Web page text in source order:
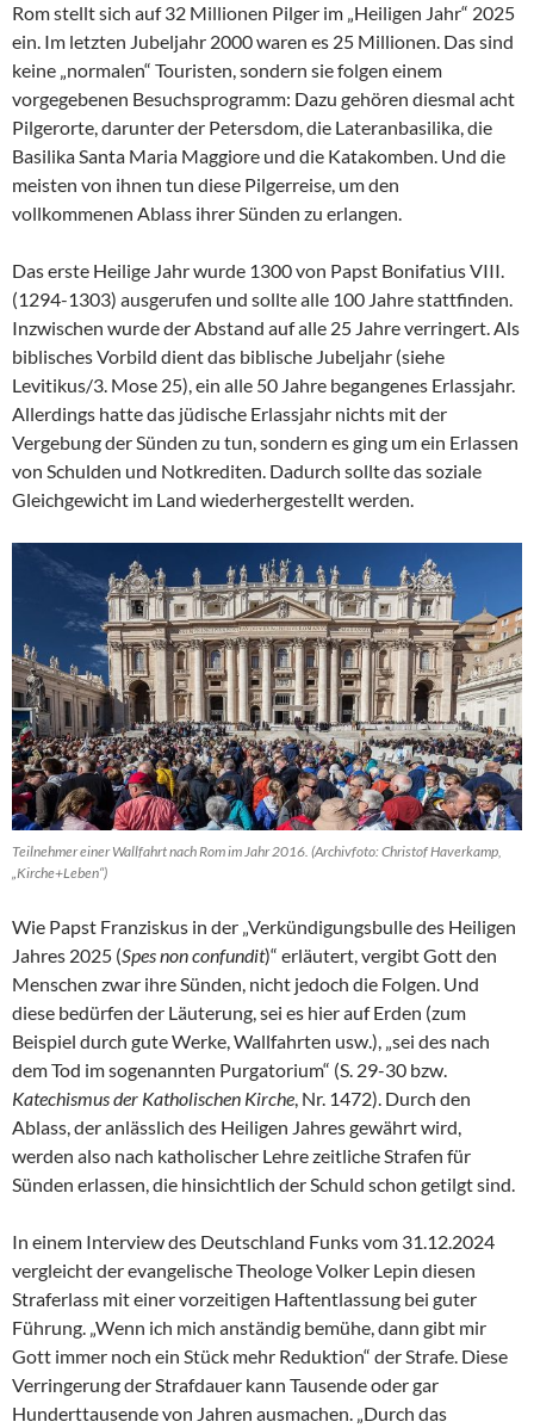
Rom stellt sich auf 32 Millionen Pilger im „Heiligen Jahr“ 2025
ein. Im letzten Jubeljahr 2000 waren es 25 Millionen. Das sind
keine „normalen“ Touristen, sondern sie folgen einem
vorgegebenen Besuchsprogramm: Dazu gehören diesmal acht
Pilgerorte, darunter der Petersdom, die Lateranbasilika, die
Basilika Santa Maria Maggiore und die Katakomben. Und die
meisten von ihnen tun diese Pilgerreise, um den
vollkommenen Ablass ihrer Sünden zu erlangen.
Das erste Heilige Jahr wurde 1300 von Papst Bonifatius VIII.
(1294-1303) ausgerufen und sollte alle 100 Jahre stattfinden.
Inzwischen wurde der Abstand auf alle 25 Jahre verringert. Als
biblisches Vorbild dient das biblische Jubeljahr (siehe
Levitikus/3. Mose 25), ein alle 50 Jahre begangenes Erlassjahr.
Allerdings hatte das jüdische Erlassjahr nichts mit der
Vergebung der Sünden zu tun, sondern es ging um ein Erlassen
von Schulden und Notkrediten. Dadurch sollte das soziale
Gleichgewicht im Land wiederhergestellt werden.
Teilnehmer einer Wallfahrt nach Rom im Jahr 2016. (Archivfoto: Christof Haverkamp,
„Kirche+Leben“)
Wie Papst Franziskus in der „Verkündigungsbulle des Heiligen
Jahres 2025 (Spes non confundit)“ erläutert, vergibt Gott den
Menschen zwar ihre Sünden, nicht jedoch die Folgen. Und
diese bedürfen der Läuterung, sei es hier auf Erden (zum
Beispiel durch gute Werke, Wallfahrten usw.), „sei des nach
dem Tod im sogenannten Purgatorium“ (S. 29-30 bzw.
Katechismus der Katholischen Kirche , Nr. 1472). Durch den
Ablass, der anlässlich des Heiligen Jahres gewährt wird,
werden also nach katholischer Lehre zeitliche Strafen für
Sünden erlassen, die hinsichtlich der Schuld schon getilgt sind.
In einem Interview des Deutschland Funks vom 31.12.2024
vergleicht der evangelische Theologe Volker Lepin diesen
Straferlass mit einer vorzeitigen Haftentlassung bei guter
Führung. „Wenn ich mich anständig bemühe, dann gibt mir
Gott immer noch ein Stück mehr Reduktion“ der Strafe. Diese
Verringerung der Strafdauer kann Tausende oder gar
Hunderttausende von Jahren ausmachen. „Durch das